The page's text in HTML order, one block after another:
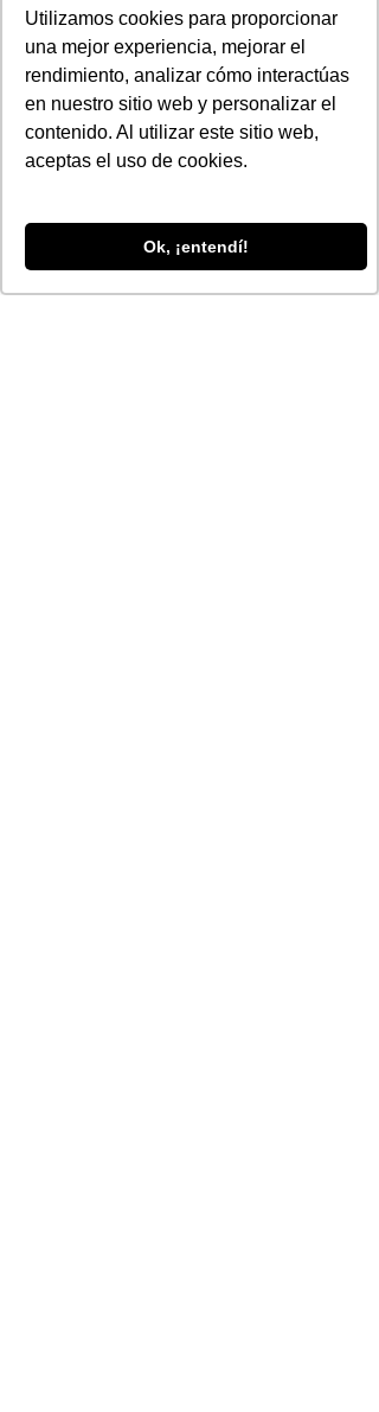
Utilizamos cookies para proporcionar
una mejor experiencia, mejorar el
rendimiento, analizar cómo interactúas
en nuestro sitio web y personalizar el
contenido. Al utilizar este sitio web,
aceptas el uso de cookies.
Ok, ¡entendí!
: http//www.rampapublicidad.com
Siguenos en
: www.facebook.com/rampapublicida
d
www.twitter.com/@rampapublicidad
https://plus.google.com/u/0/101670